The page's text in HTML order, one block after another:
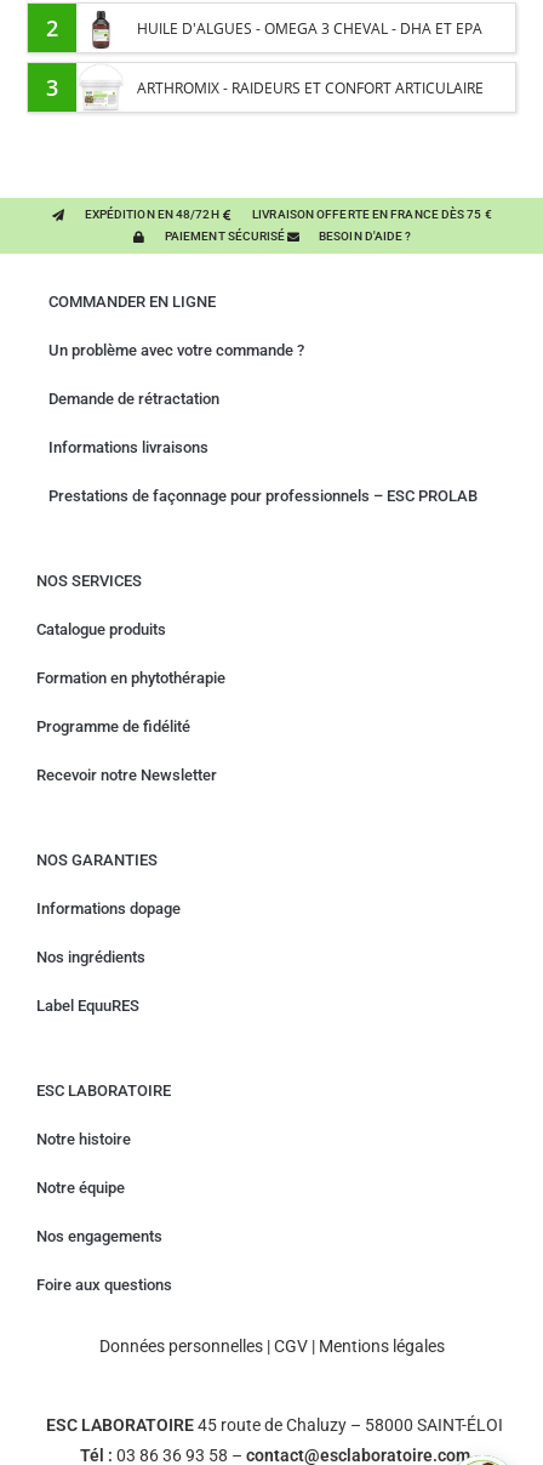
INTESTINALE ET DIGESTION
2 HUILE D'ALGUES - OMEGA 3 CHEVAL - DHA ET EPA
3 ARTHROMIX - RAIDEURS ET CONFORT ARTICULAIRE
EXPÉDITION EN 48/72H
LIVRAISON OFFERTE EN FRANCE DÈS 75 €
PAIEMENT SÉCURISÉ
BESOIN D'AIDE ?
COMMANDER EN LIGNE
Un problème avec votre commande ?
Demande de rétractation
Informations livraisons
Prestations de façonnage pour professionnels – ESC PROLAB
NOS SERVICES
Catalogue produits
Formation en phytothérapie
Programme de fidélité
Recevoir notre Newsletter
NOS GARANTIES
Informations dopage
Nos ingrédients
Label EquuRES
ESC LABORATOIRE
Notre histoire
Notre équipe
Nos engagements
Foire aux questions
Données personnelles|CGV| Mentions légales
ESC LABORATOIRE45 route de Chaluzy – 58000 SAINT-ÉLOI
Tél : 03 86 36 93 58 – contact@esclaboratoire.com